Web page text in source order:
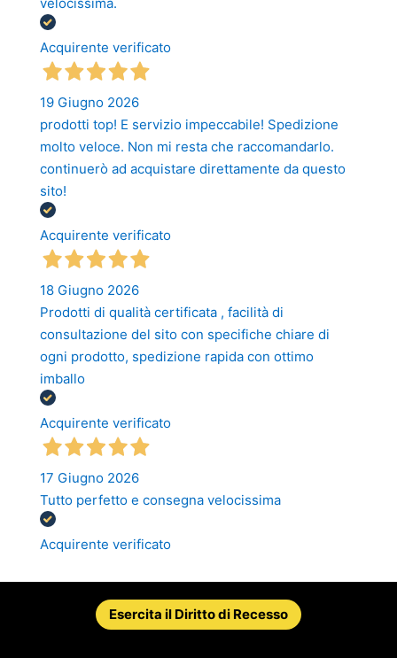
Acquirente verificato
19 Giugno 2026
prodotti top! E servizio impeccabile! Spedizione
molto veloce. Non mi resta che raccomandarlo.
continuerò ad acquistare direttamente da questo
sito!
Acquirente verificato
18 Giugno 2026
Prodotti di qualità certificata , facilità di
consultazione del sito con specifiche chiare di
ogni prodotto, spedizione rapida con ottimo
imballo
Acquirente verificato
17 Giugno 2026
Tutto perfetto e consegna velocissima
Acquirente verificato
Esercita il Diritto di Recesso